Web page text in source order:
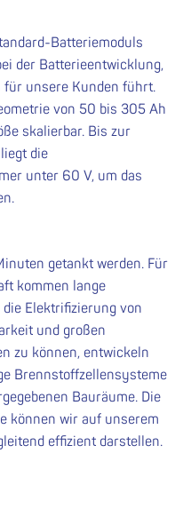
Batteriemoduls
der Batterieentwicklung,
für unsere Kunden führt.
von 50 bis 305 Ah
skalierbar. Bis zur
die
unter 60 V, um das
getankt werden. Für
kommen lange
Elektrifizierung von
und großen
zu können, entwickeln
Brennstoffzellensysteme
Bauräume. Die
können wir auf unserem
effizient darstellen.